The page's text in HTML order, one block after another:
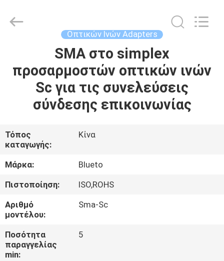
ΠΡΟΪΌΝΤΑ
ΕΜΕΊΣ
ΓΎΡΟΣ
ΕΡΓΟΣΤΑΣΊΩΝ
ΠΟΙΟΤΙΚΌΣ
ΈΛΕΓΧΟΣ
Electronics&Communication
Οπτικών Ινών Adapters
SMA στο simplex
προσαρμοστών οπτικών ινών
Sc για τις συνελεύσεις
σύνδεσης επικοινωνίας
Τόπος
καταγωγής:
Κίνα
Μάρκα:
Blueto
Πιστοποίηση:
ISO,ROHS
Αριθμό
μοντέλου:
Sma-Sc
Ποσότητα
παραγγελίας
min:
5